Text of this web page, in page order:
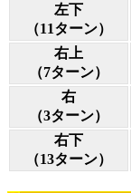
左下
（11ターン）
右上
（7ターン）
右
（3ターン）
右下
（13ターン）